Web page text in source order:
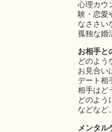
心理カウ
験・恋愛
なささい
孤独な婚
お相手と
どのよう
お見合い
デート相
相手はど
どのよう
などなど。
メンタル